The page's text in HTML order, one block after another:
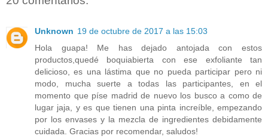
Unknown 19 de octubre de 2017 a las 15:03
Hola guapa! Me has dejado antojada con estos
productos,quedé boquiabierta con ese exfoliante tan
delicioso, es una lástima que no pueda participar pero ni
modo, mucha suerte a todas las participantes, en el
momento que píse madrid de nuevo los busco a como de
lugar jaja, y es que tienen una pinta increíble, empezando
por los envases y la mezcla de ingredientes debidamente
cuidada. Gracias por recomendar, saludos!